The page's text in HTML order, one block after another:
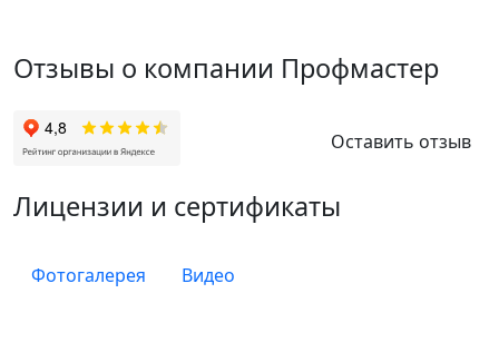
Отзывы о компании Профмастер
Оставить отзыв
Лицензии и сертификаты
Фотогалерея Видео